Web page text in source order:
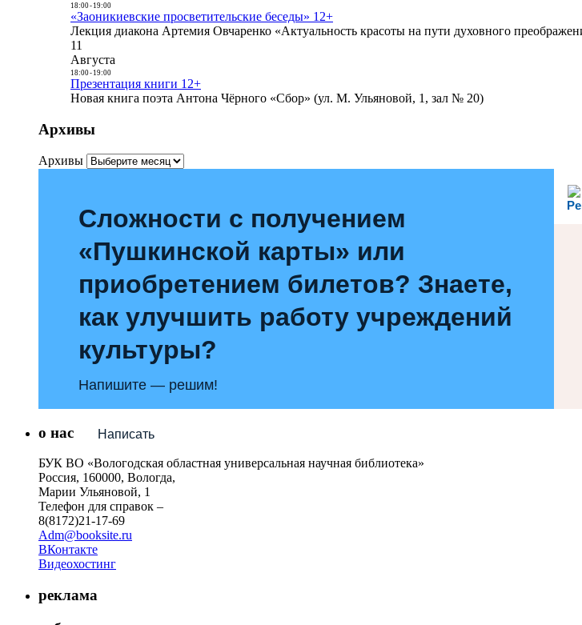
18:00- 19:00
«Заоникиевские просветительские беседы» 12+
Лекция диакона Артемия Овчаренко «Актуальность красоты на пути духовного
11
Августа
18:00- 19:00
Презентация книги 12+
Новая книга поэта Антона Чёрного «Сбор» (ул. М. Ульяновой, 1, зал № 20)
Архивы
Архивы
Сложности с получением
«Пушкинской карты» или
приобретением билетов? Знаете,
как улучшить работу учреждений
культуры?
Напишите — решим!
Написать
о нас
БУК ВО «Вологодская областная универсальная научная библиотека»
Россия, 160000, Вологда,
Марии Ульяновой, 1
Телефон для справок –
8(8172)21-17-69
Adm@booksite.ru
ВКонтакте
Видеохостинг
реклама